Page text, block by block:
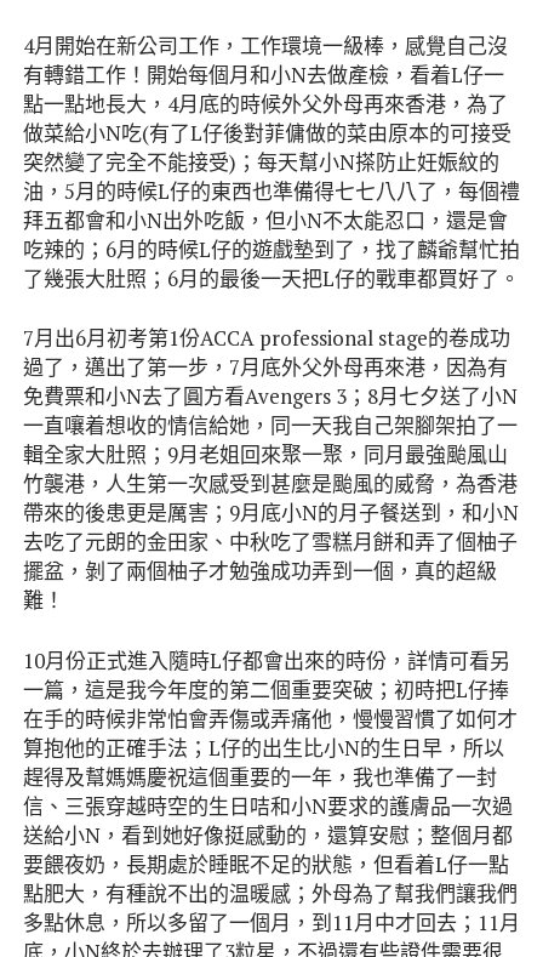
4月開始在新公司工作，工作環境一級棒，感覺自己沒
有轉錯工作！開始每個月和小N去做產檢，看着L仔一
點一點地長大，4月底的時候外父外母再來香港，為了
做菜給小N吃(有了L仔後對菲傭做的菜由原本的可接受
突然變了完全不能接受)；每天幫小N搽防止妊娠紋的
油，5月的時候L仔的東西也準備得七七八八了，每個禮
拜五都會和小N出外吃飯，但小N不太能忍口，還是會
吃辣的；6月的時候L仔的遊戲墊到了，找了麟爺幫忙拍
了幾張大肚照；6月的最後一天把L仔的戰車都買好了。
7月出6月初考第1份ACCA professional stage的卷成功
過了，邁出了第一步，7月底外父外母再來港，因為有
免費票和小N去了圓方看Avengers 3；8月七夕送了小N
一直嚷着想收的情信給她，同一天我自己架腳架拍了一
輯全家大肚照；9月老姐回來聚一聚，同月最強颱風山
竹襲港，人生第一次感受到甚麼是颱風的威脅，為香港
帶來的後患更是厲害；9月底小N的月子餐送到，和小N
去吃了元朗的金田家、中秋吃了雪糕月餅和弄了個柚子
擺盆，剝了兩個柚子才勉強成功弄到一個，真的超級
難！
10月份正式進入隨時L仔都會出來的時份，詳情可看另
一篇，這是我今年度的第二個重要突破；初時把L仔捧
在手的時候非常怕會弄傷或弄痛他，慢慢習慣了如何才
算抱他的正確手法；L仔的出生比小N的生日早，所以
趕得及幫媽媽慶祝這個重要的一年，我也準備了一封
信、三張穿越時空的生日咭和小N要求的護膚品一次過
送給小N，看到她好像挺感動的，還算安慰；整個月都
要餵夜奶，長期處於睡眠不足的狀態，但看着L仔一點
點肥大，有種說不出的温暖感；外母為了幫我們讓我們
多點休息，所以多留了一個月，到11月中才回去；11月
底，小N終於去辦理了3粒星，不過還有些證件需要很